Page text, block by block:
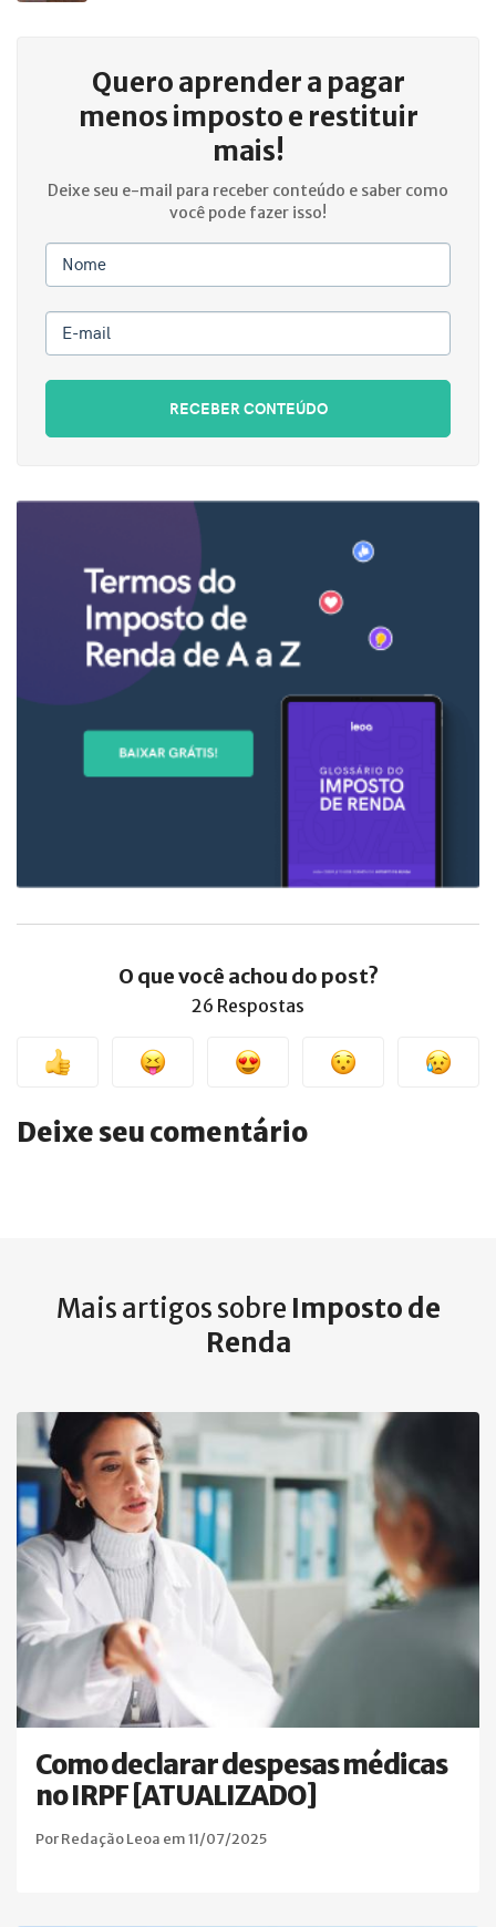
Quero aprender a pagar
menos imposto e restituir
mais!
Deixe seu e-mail para receber conteúdo e saber como
você pode fazer isso!
Nome
E-mail
RECEBER CONTEÚDO
O que você achou do post?
26 Respostas
Deixe seu comentário
Mais artigos sobre Imposto de
Renda
Como declarar despesas médicas
no IRPF [ATUALIZADO]
Por Redação Leoa em 11/07/2025